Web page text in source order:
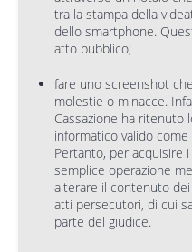
tra la stampa della
dello smartphone.
atto pubblico;
fare uno screenshot
molestie o minacce.
Cassazione ha
informatico valido
Pertanto, per acquisire
semplice operazione
alterare il contenuto
atti persecutori, di cui
parte del giudice.